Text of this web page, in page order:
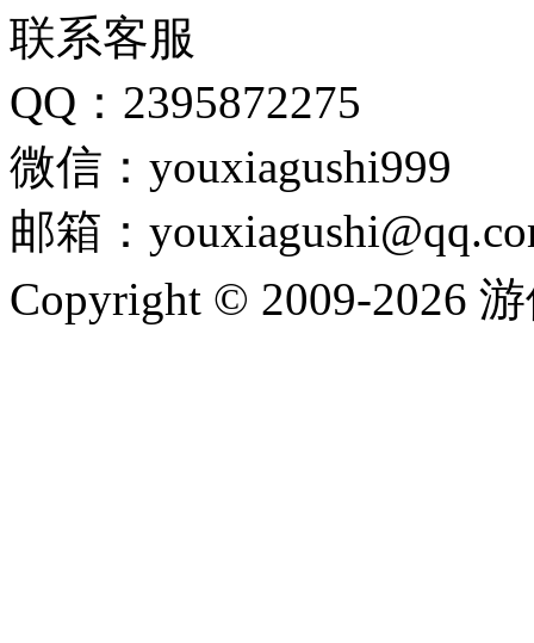
联系客服
QQ：2395872275
微信：youxiagushi999
邮箱：
Copyright © 2009-2026